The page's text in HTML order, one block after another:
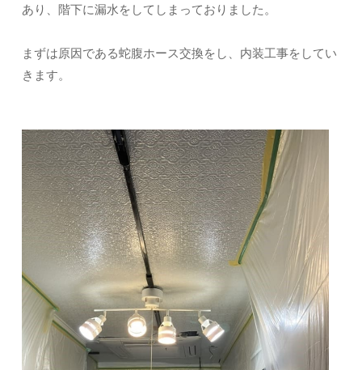
あり、階下に漏水をしてしまっておりました。
まずは原因である蛇腹ホース交換をし、内装工事をしてい
きます。